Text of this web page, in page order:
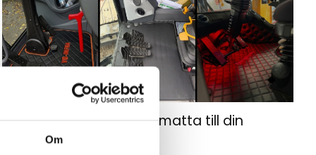
Om
Hur väljer du rätt golvmatta till din
entreprenadmaskin?